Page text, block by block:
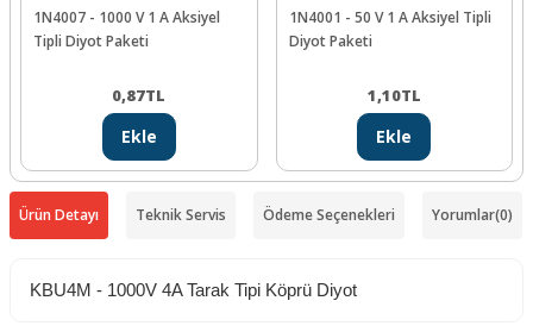
1N4007 - 1000 V 1 A Aksiyel
Tipli Diyot Paketi
0,87TL
Ekle
1N4001 - 50 V 1 A Aksiyel Tipli
Diyot Paketi
1,10TL
Ekle
Ürün Detayı Teknik Servis Ödeme Seçenekleri Yorumlar(0)
KBU4M - 1000V 4A Tarak Tipi Köprü Diyot